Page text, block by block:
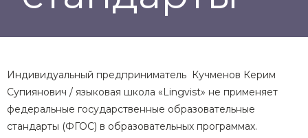
Индивидуальный предприниматель Кучменов Керим
Супиянович / языковая школа «Lingvist» не применяет
федеральные государственные образовательные
стандарты (ФГОС) в образовательных программах.